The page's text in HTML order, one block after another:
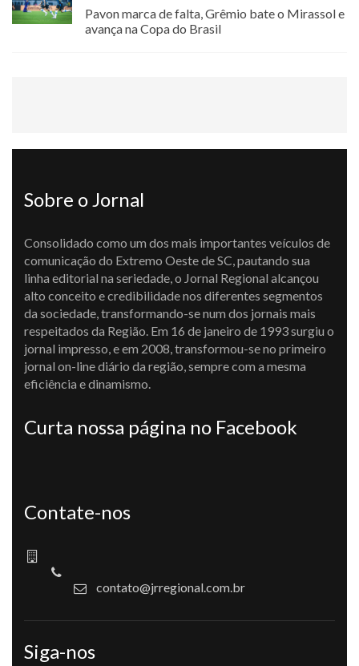
Pavon marca de falta, Grêmio bate o Mirassol e
avança na Copa do Brasil
Sobre o Jornal
Consolidado como um dos mais importantes veículos de
comunicação do Extremo Oeste de SC, pautando sua
linha editorial na seriedade, o Jornal Regional alcançou
alto conceito e credibilidade nos diferentes segmentos
da sociedade, transformando-se num dos jornais mais
respeitados da Região. Em 16 de janeiro de 1993 surgiu o
jornal impresso, e em 2008, transformou-se no primeiro
jornal on-line diário da região, sempre com a mesma
eficiência e dinamismo.
Curta nossa página no Facebook
Contate-nos
contato@jrregional.com.br
Siga-nos